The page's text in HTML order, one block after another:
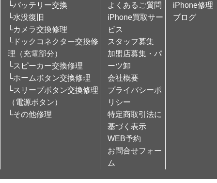
└バッテリー交換
└水没復旧
└カメラ交換修理
└ドックコネクター交換修
理（充電部分）
└スピーカー交換修理
└ホームボタン交換修理
└スリープボタン交換修理
（電源ボタン）
└その他修理
よくあるご質問
iPhone買取サー
ビス
スタッフ募集
加盟店募集・パ
ーツ卸
会社概要
プライバシーポ
リシー
特定商取引法に
基づく表示
WEB予約
お問合せフォー
ム
iPhone修理
ブログ